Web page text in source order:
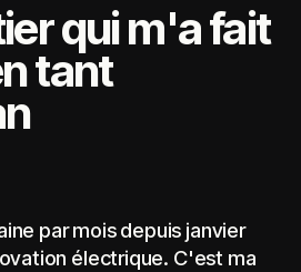
qui m'a fait
tant
par mois depuis janvier
électrique. C'est ma